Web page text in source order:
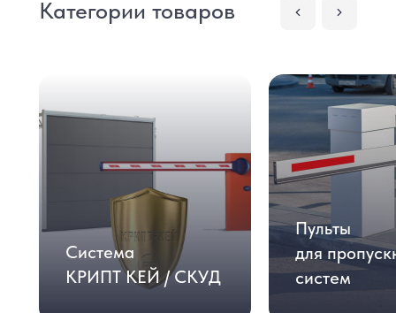
Категории товаров
Пульты
для
систем
Система
КРИПТ КЕЙ / СКУД